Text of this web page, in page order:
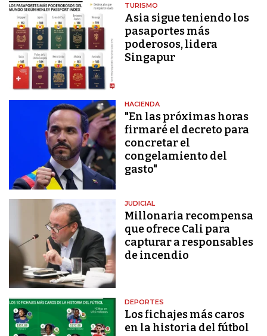
TURISMO
Asia sigue teniendo los
pasaportes más
poderosos, lidera
Singapur
HACIENDA
"En las próximas horas
firmaré el decreto para
concretar el
congelamiento del
gasto"
JUDICIAL
Millonaria recompensa
que ofrece Cali para
capturar a responsables
de incendio
DEPORTES
Los fichajes más caros
en la historia del fútbol